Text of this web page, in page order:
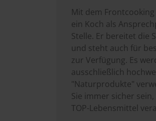
Mit dem
ein Koch als
Stelle. Er bereitet die
und steht auch für
zur Verfügung. Es
ausschließlich
"Naturprodukte"
Sie immer sicher
TOP-Lebensmittel